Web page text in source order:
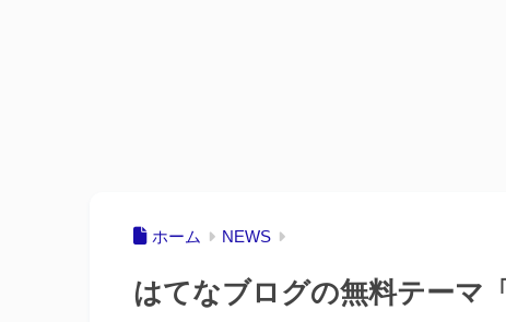
ホーム NEWS
はてなブログの無料テーマ